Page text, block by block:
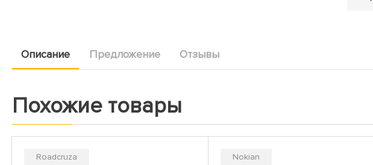
Описание Предложение Отзывы
Похожие товары
Roadcruza Nokian